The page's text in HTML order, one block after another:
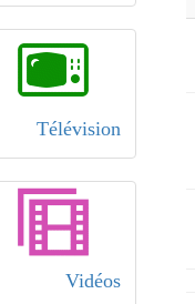
Télévision
Vidéos